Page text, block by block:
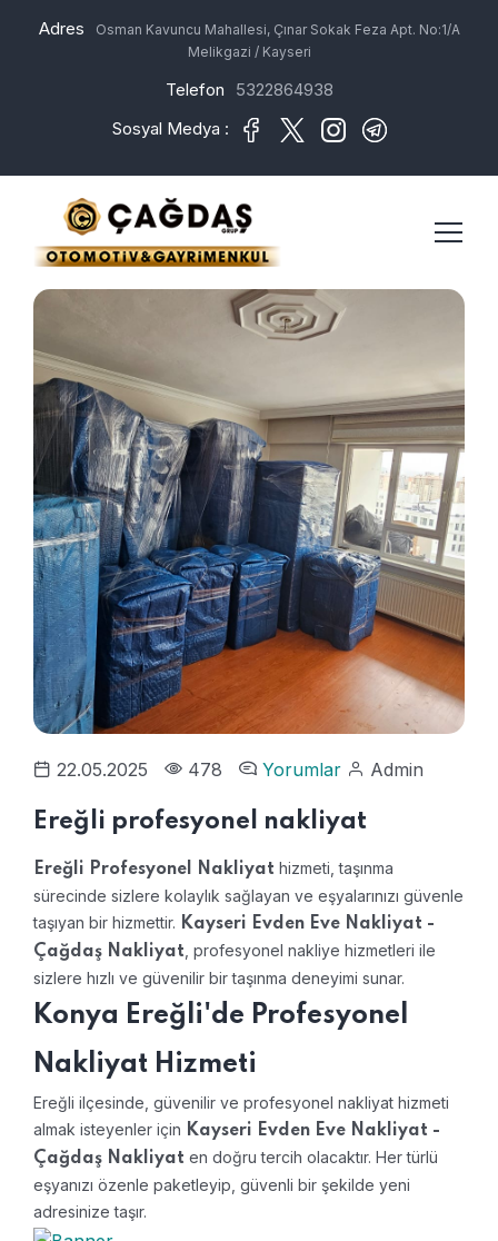
Adres
Osman Kavuncu Mahallesi, Çınar Sokak Feza Apt. No:1/A
Melikgazi / Kayseri
Telefon
5322864938
Sosyal Medya :
22.05.2025 478 Yorumlar Admin
Ereğli profesyonel nakliyat
Ereğli Profesyonel Nakliyat hizmeti, taşınma
sürecinde sizlere kolaylık sağlayan ve eşyalarınızı güvenle
taşıyan bir hizmettir. Kayseri Evden Eve Nakliyat -
Çağdaş Nakliyat , profesyonel nakliye hizmetleri ile
sizlere hızlı ve güvenilir bir taşınma deneyimi sunar.
Konya Ereğli'de Profesyonel
Nakliyat Hizmeti
Ereğli ilçesinde, güvenilir ve profesyonel nakliyat hizmeti
almak isteyenler için Kayseri Evden Eve Nakliyat -
Çağdaş Nakliyat en doğru tercih olacaktır. Her türlü
eşyanızı özenle paketleyip, güvenli bir şekilde yeni
adresinize taşır.